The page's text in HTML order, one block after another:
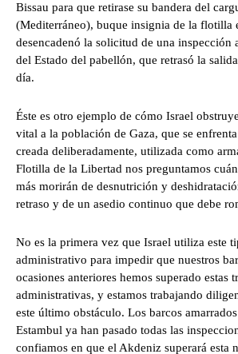
Bissau para que retirase su bandera del
(Mediterráneo), buque insignia de la flotilla
desencadenó la solicitud de una inspección
del Estado del pabellón, que retrasó la
día.
Éste es otro ejemplo de cómo Israel
vital a la población de Gaza, que se
creada deliberadamente, utilizada como
Flotilla de la Libertad nos preguntamos
más morirán de desnutrición y
retraso y de un asedio continuo que debe
No es la primera vez que Israel utiliza este
administrativo para impedir que nuestros
ocasiones anteriores hemos superado estas
administrativas, y estamos trabajando
este último obstáculo. Los barcos
Estambul ya han pasado todas las
confiamos en que el Akdeniz superará esta